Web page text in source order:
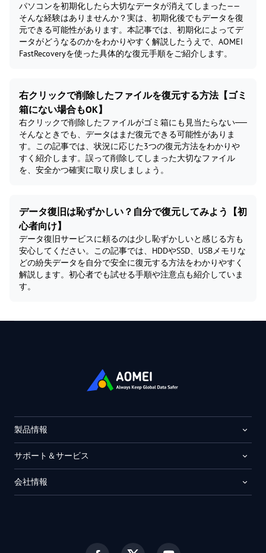
パソコンを初期化したら大切なデータが消えてしまった——
そんな経験はありませんか？実は、初期化後でもデータを復
元できる可能性があります。本記事では、初期化によってデ
ータがどうなるのかをわかりやすく解説したうえで、AOMEI
FastRecoveryを使った具体的な復元手順をご紹介します。
右クリックで削除したファイルを復元する方法【ゴミ
箱にない場合もOK】
右クリックで削除したファイルがゴミ箱にも見当たらない──
そんなときでも、データはまだ復元できる可能性がありま
す。この記事では、状況に応じた3つの復元方法をわかりや
すく紹介します。誤って削除してしまった大切なファイル
を、安全かつ確実に取り戻しましょう。
データ復旧は恥ずかしい？自分で復元してみよう【初
心者向け】
データ復旧サービスに頼るのは少し恥ずかしいと感じる方も
安心してください。この記事では、HDDやSSD、USBメモリな
どの紛失データを自分で安全に復元する方法をわかりやすく
解説します。初心者でも試せる手順や注意点も紹介していま
す。
製品情報
サポート＆サービス
会社情報